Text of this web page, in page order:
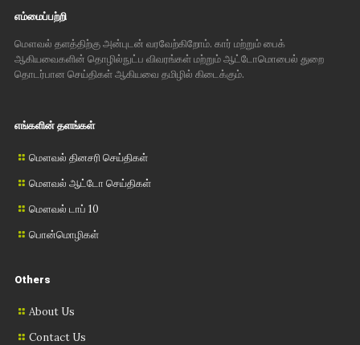
எம்மைப்பற்றி
மௌவல் தளத்திற்கு அன்புடன் வரவேற்கிறோம். கார் மற்றும் பைக்
ஆகியவைகளின் தொழில்நுட்ப விவரங்கள் மற்றும் ஆட்டோமொபைல் துறை
தொடர்பான செய்திகள் ஆகியவை தமிழில் கிடைக்கும்.
எங்களின் தளங்கள்
மௌவல் தினசரி செய்திகள்
மௌவல் ஆட்டோ செய்திகள்
மௌவல் டாப் 10
பொன்மொழிகள்
Others
About Us
Contact Us